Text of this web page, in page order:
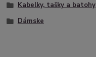
Kabelky, tašky a batohy
Dámske